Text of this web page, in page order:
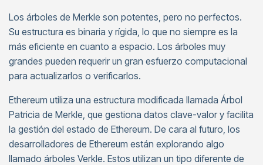
Los árboles de Merkle son potentes, pero no perfectos.
Su estructura es binaria y rígida, lo que no siempre es la
más eficiente en cuanto a espacio. Los árboles muy
grandes pueden requerir un gran esfuerzo computacional
para actualizarlos o verificarlos.
Ethereum utiliza una estructura modificada llamada Árbol
Patricia de Merkle, que gestiona datos clave-valor y facilita
la gestión del estado de Ethereum. De cara al futuro, los
desarrolladores de Ethereum están explorando algo
llamado árboles Verkle. Estos utilizan un tipo diferente de